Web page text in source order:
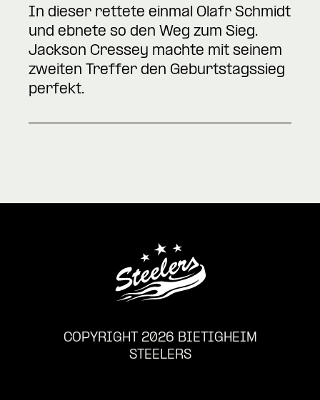
In dieser rettete einmal Olafr Schmidt
und ebnete so den Weg zum Sieg.
Jackson Cressey machte mit seinem
zweiten Treffer den Geburtstagssieg
perfekt.
COPYRIGHT 2026 BIETIGHEIM
STEELERS